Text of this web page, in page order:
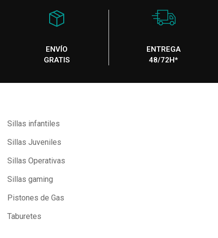
ENVÍO
GRATIS
ENTREGA
48/72H*
Sillas infantiles
Sillas Juveniles
Sillas Operativas
Sillas gaming
Pistones de Gas
Taburetes